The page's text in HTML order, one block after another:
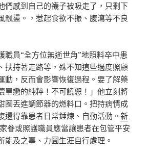
們感到自己的襪子被吸走了，只剩下
飄盪。，惹起食欲不振、腹瀉等不良
職員“全方位無逝世角”地照料卒中患
扶持著走路等，殊不知這些過度照顧
動，反而會影響恢復過程。要了解藥
單戀的純粹！不可饒恕！」他立刻將
圈丟進調節器的燃料口。把持病情成
還得靠患者日常錘煉、自動活動。新
眷或照護職員應當讓患者在包管平安
能及之事、力圖生涯自行處理。